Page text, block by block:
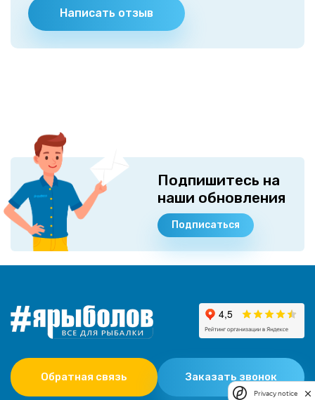
Написать отзыв
Подпишитесь на
наши обновления
Подписаться
Обратная связь Заказать звонок
Privacy notice